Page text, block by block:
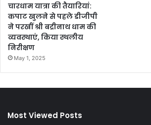
चारधाम यात्रा की तैयारियां:
कपाट खुलने से पहले डीजीपी
ने परखीं श्री बद्रीनाथ धाम की
व्यवस्थाएं, किया स्थलीय
निरीक्षण
May 1, 2025
Most Viewed Posts